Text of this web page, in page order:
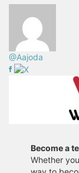
@Aajoda
Become a
Whether